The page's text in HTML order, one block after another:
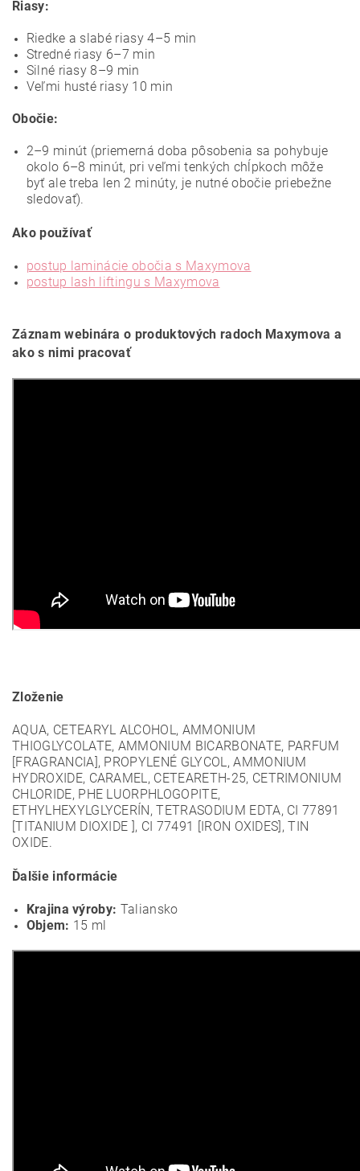
Riasy:
Riedke a slabé riasy 4–5 min
Stredné riasy 6–7 min
Silné riasy 8–9 min
Veľmi husté riasy 10 min
Obočie:
2–9 minút (priemerná doba pôsobenia sa pohybuje
okolo 6–8 minút, pri veľmi tenkých chĺpkoch môže
byť ale treba len 2 minúty, je nutné obočie priebežne
sledovať).
Ako používať
postup laminácie obočia s Maxymova
postup lash liftingu s Maxymova
Záznam webinára o produktových radoch Maxymova a
ako s nimi pracovať
Zloženie
AQUA, CETEARYL ALCOHOL, AMMONIUM
THIOGLYCOLATE, AMMONIUM BICARBONATE, PARFUM
[FRAGRANCIA], PROPYLENÉ GLYCOL, AMMONIUM
HYDROXIDE, CARAMEL, CETEARETH-25, CETRIMONIUM
CHLORIDE, PHE LUORPHLOGOPITE,
ETHYLHEXYLGLYCERÍN, TETRASODIUM EDTA, CI 77891
[TITANIUM DIOXIDE ], CI 77491 [IRON OXIDES], TIN
OXIDE.
Ďalšie informácie
Krajina výroby: Taliansko
Objem: 15 ml